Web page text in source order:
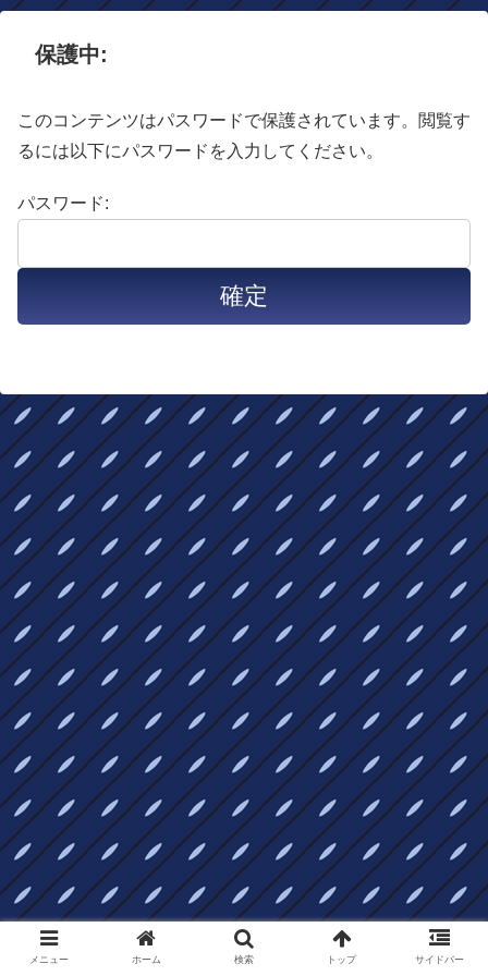
保護中:
このコンテンツはパスワードで保護されています。閲覧す
るには以下にパスワードを入力してください。
パスワード:
メニュー ホーム 検索 トップ サイドバー